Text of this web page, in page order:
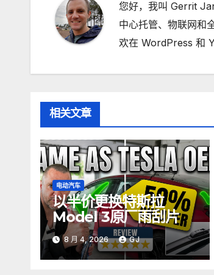
您好，我叫 Gerrit
中心托管、物联网和
欢在 WordPress 和
相关文章
电动汽车
以半价更换特斯拉
Model 3原厂雨刮片
8 月 4, 2026 GJ